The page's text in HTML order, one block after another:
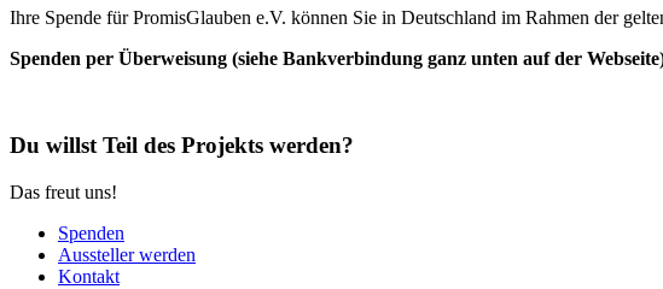
Ihre Spende für PromisGlauben e.V. können Sie in Deutschland im Rahmen der
Spenden per Überweisung (siehe Bankverbindung ganz unten auf der
Du willst Teil des Projekts werden?
Das freut uns!
Spenden
Aussteller werden
Kontakt